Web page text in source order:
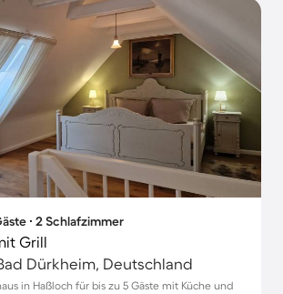
∙ 2 Schlafzimmer
Grill
Dürkheim, Deutschland
in Haßloch für bis zu 5 Gäste mit Küche und